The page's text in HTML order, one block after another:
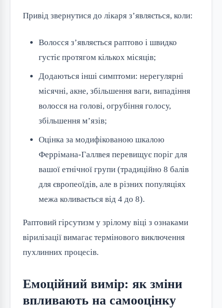
Привід звернутися до лікаря з’являється, коли:
Волосся з’являється раптово і швидко
густіє протягом кількох місяців;
Додаються інші симптоми: нерегулярні
місячні, акне, збільшення ваги, випадіння
волосся на голові, огрубіння голосу,
збільшення м’язів;
Оцінка за модифікованою шкалою
Феррімана-Галлвея перевищує поріг для
вашої етнічної групи (традиційно 8 балів
для європеоїдів, але в різних популяціях
межа коливається від 4 до 8).
Раптовий гірсутизм у зрілому віці з ознаками
вірилізації вимагає термінового виключення
пухлинних процесів.
Емоційний вимір: як зміни
впливають на самооцінку